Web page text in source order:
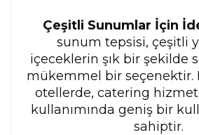
Çeşitli Sunumlar İçin
sunum tepsisi, çeşitli
içeceklerin şık bir şekilde
mükemmel bir seçenektir.
otellerde, catering
kullanımında geniş bir
sahiptir.